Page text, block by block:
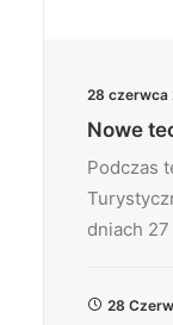
28 czerwca
Nowe
Podczas
dniach
28